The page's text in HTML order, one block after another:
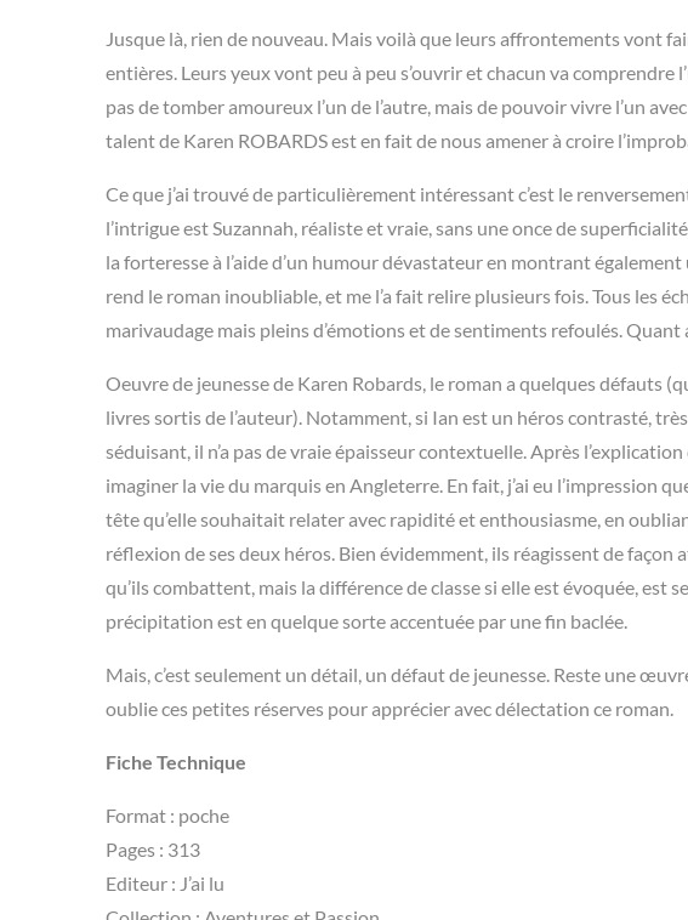
Jusque là, rien de nouveau. Mais voilà que leurs affrontements vont
entières. Leurs yeux vont peu à peu s’ouvrir et chacun va comprendre
pas de tomber amoureux l’un de l’autre, mais de pouvoir vivre l’un
talent de Karen ROBARDS est en fait de nous amener à croire
Ce que j’ai trouvé de particulièrement intéressant c’est le
l’intrigue est Suzannah, réaliste et vraie, sans une once de
la forteresse à l’aide d’un humour dévastateur en montrant
rend le roman inoubliable, et me l’a fait relire plusieurs fois. Tous les
marivaudage mais pleins d’émotions et de sentiments refoulés. Quant
Oeuvre de jeunesse de Karen Robards, le roman a quelques défauts
livres sortis de l’auteur). Notamment, si Ian est un héros contrasté,
séduisant, il n’a pas de vraie épaisseur contextuelle. Après
imaginer la vie du marquis en Angleterre. En fait, j’ai eu l’impression
tête qu’elle souhaitait relater avec rapidité et enthousiasme, en
réflexion de ses deux héros. Bien évidemment, ils réagissent de
qu’ils combattent, mais la différence de classe si elle est évoquée,
précipitation est en quelque sorte accentuée par une fin baclée.
Mais, c’est seulement un détail, un défaut de jeunesse. Reste une
oublie ces petites réserves pour apprécier avec délectation ce roman.
Fiche Technique
Format : poche
Pages : 313
Editeur : J’ai lu